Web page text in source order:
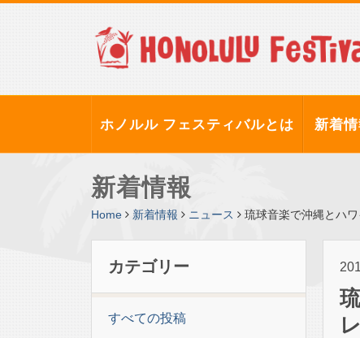
ホノルル フェスティバルとは 新着情
新着情報
Home 新着情報 ニュース 琉球音楽で沖縄とハ
カテゴリー
すべての投稿